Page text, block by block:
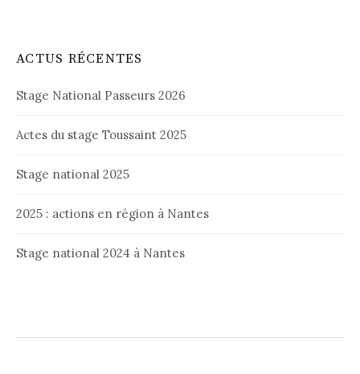
ACTUS RÉCENTES
Stage National Passeurs 2026
Actes du stage Toussaint 2025
Stage national 2025
2025 : actions en région à Nantes
Stage national 2024 à Nantes